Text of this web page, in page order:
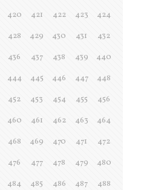
420 421 422 423
424
428 429 430 431
432
436 437 438 439
440
444 445 446 447
448
452 453 454 455
456
460 461 462 463
464
468 469 470 471
472
476 477 478 479
480
484 485 486 487
488